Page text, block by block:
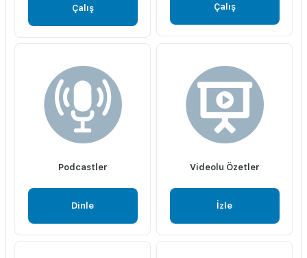
Çalış Çalış
Podcastler
Dinle
Videolu Özetler
İzle